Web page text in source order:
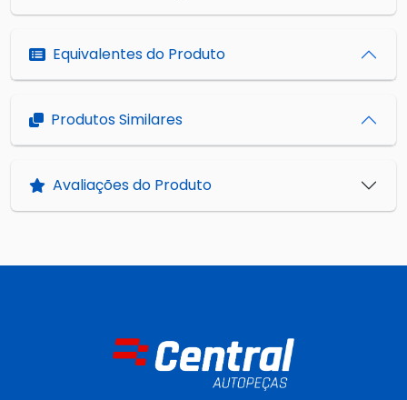
Equivalentes do Produto
Produtos Similares
Avaliações do Produto